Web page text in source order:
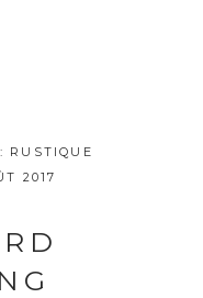
RUSTIQUE
2017